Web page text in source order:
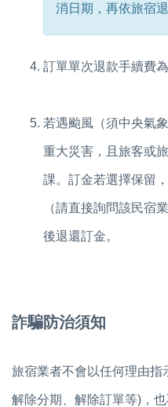
消日期，再依旅宿
訂單單次退款手續費為
若遇颱風（須中央氣
重大災害，且旅客或
課。訂金若選擇保留
（請直接詢問該民宿
後退還訂金。
詐騙防治須知
旅宿業者不會以任何理由指
解除分期、解除訂單等)，